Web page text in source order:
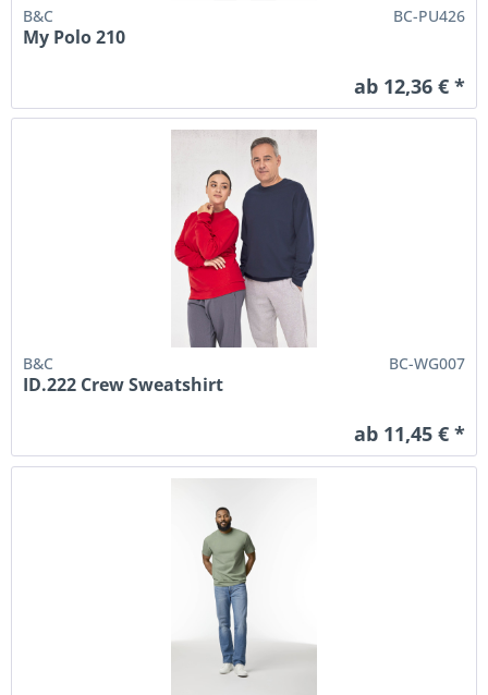
B&C BC-PU426
My Polo 210
ab 12,36 € *
B&C BC-WG007
ID.222 Crew Sweatshirt
ab 11,45 € *